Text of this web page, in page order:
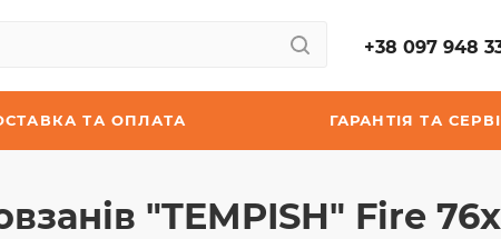
+38 097 948
ТА ОПЛАТА ГАРАНТІЯ ТА
"TEMPISH" Fire